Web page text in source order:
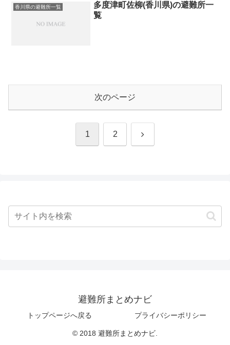
香川県の避難所一覧
多度津町佐柳(香川県)の避難所一
覧
次のページ
1 2 次
避難所まとめナビ
トップページへ戻る プライバシーポリシー
© 2018 避難所まとめナビ.